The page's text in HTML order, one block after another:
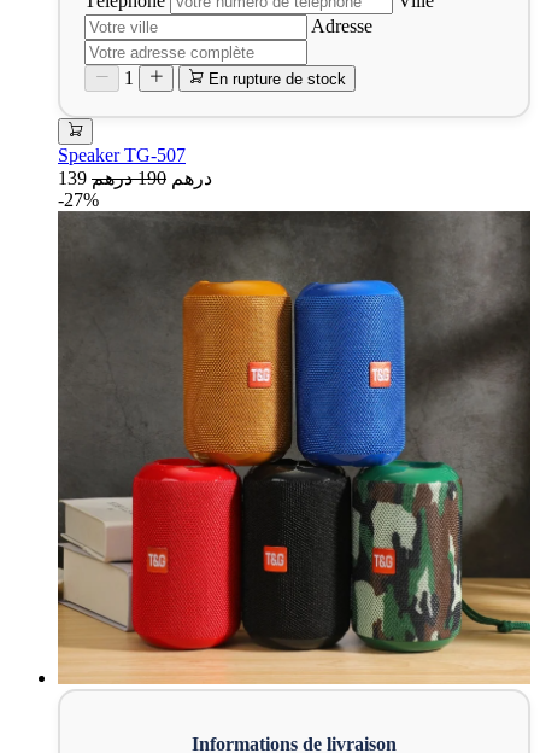
Adresse
1 En rupture de stock
Speaker TG-507
139 درهم 190 درهم
-27%